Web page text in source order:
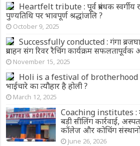
Heartfelt tribute : पूर्व प्रबंधक स्वर्गीय
पुण्यतिथि पर भावपूर्ण श्रद्धांजलि ?
October 9, 2025
Successfully conducted : गंगा
प्रवाहन संग रिवर रैचिंग कार्यक्रम
November 15, 2025
Holi is a festival of brotherhood :
भाईचारे का त्यौहार है होली ?
March 12, 2025
Coaching institutes :
बड़ी सीलिंग कार्रवाई,
कॉलेज और कोचिंग संस्थानों
June 26, 2026